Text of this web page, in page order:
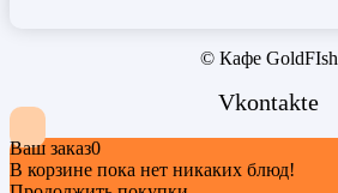
© Кафе GoldFIsh
Vkontakte
Ваш заказ0
В корзине пока нет никаких блюд!